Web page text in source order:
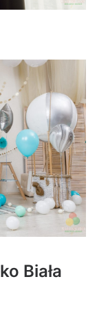
Biała